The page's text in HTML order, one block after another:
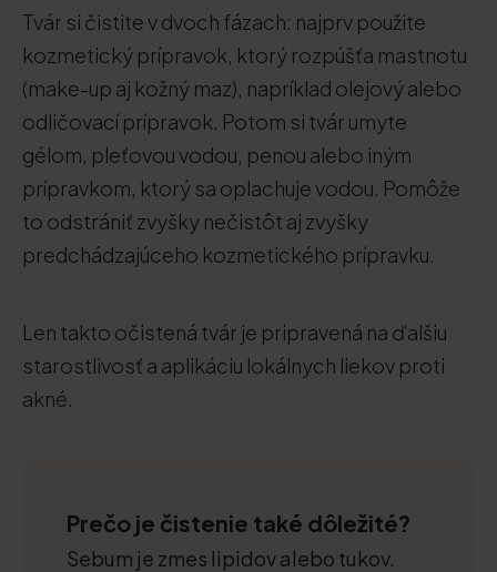
Tvár si čistite v dvoch fázach: najprv použite
kozmetický prípravok, ktorý rozpúšťa mastnotu
(make-up aj kožný maz), napríklad olejový alebo
odličovací prípravok. Potom si tvár umyte
gélom, pleťovou vodou, penou alebo iným
prípravkom, ktorý sa oplachuje vodou. Pomôže
to odstrániť zvyšky nečistôt aj zvyšky
predchádzajúceho kozmetického prípravku.
Len takto očistená tvár je pripravená na ďalšiu
starostlivosť a aplikáciu lokálnych liekov proti
akné.
Prečo je čistenie také dôležité?
Sebum je zmes lipidov alebo tukov.